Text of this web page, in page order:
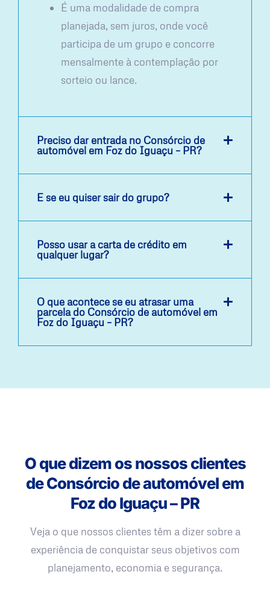
É uma modalidade de compra
planejada, sem juros, onde você
participa de um grupo e concorre
mensalmente à contemplação por
sorteio ou lance.
Preciso dar entrada no Consórcio de
automóvel em Foz do Iguaçu – PR?
E se eu quiser sair do grupo?
Posso usar a carta de crédito em
qualquer lugar?
O que acontece se eu atrasar uma
parcela do Consórcio de automóvel em
Foz do Iguaçu – PR?
O que dizem os nossos clientes
de Consórcio de automóvel em
Foz do Iguaçu – PR
Veja o que nossos clientes têm a dizer sobre a
experiência de conquistar seus objetivos com
planejamento, economia e segurança.